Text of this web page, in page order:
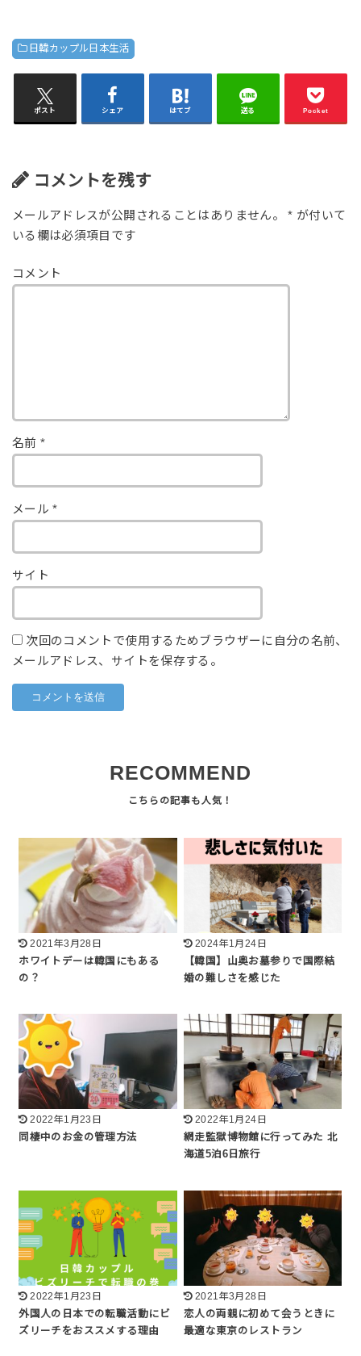
日韓カップル日本生活
ポスト シェア はてブ 送る Pocket
コメントを残す
メールアドレスが公開されることはありません。 * が付いて
いる欄は必須項目です
コメント
名前 *
メール*
サイト
次回のコメントで使用するためブラウザーに自分の名前、
メールアドレス、サイトを保存する。
RECOMMEND
2021年3月28日
ホワイトデーは韓国にもある
の？
2024年1月24日
【韓国】山奥お墓参りで国際結
婚の難しさを感じた
2022年1月23日
同棲中のお金の管理方法
2022年1月24日
網走監獄博物館に行ってみた 北
海道5泊6日旅行
2022年1月23日
外国人の日本での転職活動にビ
ズリーチをおススメする理由
2021年3月28日
恋人の両親に初めて会うときに
最適な東京のレストラン